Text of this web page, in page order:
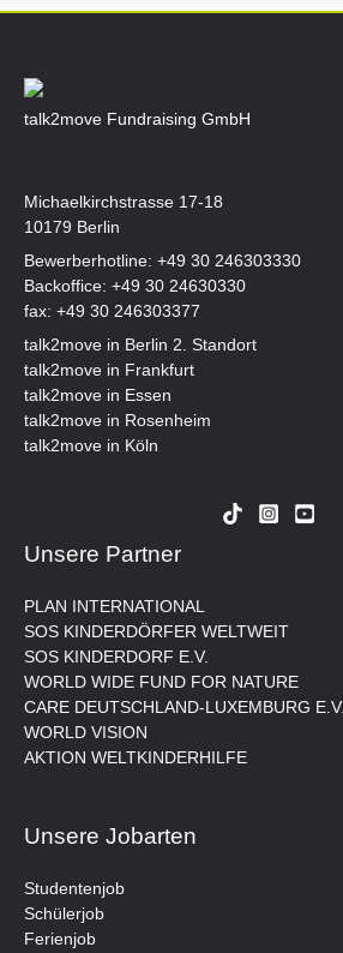
talk2move Fundraising GmbH
Michaelkirchstrasse 17-18
10179 Berlin
Bewerberhotline: +49 30 246303330
Backoffice: +49 30 24630330
fax: +49 30 246303377
talk2move in Berlin 2. Standort
talk2move in Frankfurt
talk2move in Essen
talk2move in Rosenheim
talk2move in Köln
Unsere Partner
PLAN INTERNATIONAL
SOS KINDERDÖRFER WELTWEIT
SOS KINDERDORF E.V.
WORLD WIDE FUND FOR NATURE
CARE DEUTSCHLAND-LUXEMBURG E.V.
WORLD VISION
AKTION WELTKINDERHILFE
Unsere Jobarten
Studentenjob
Schülerjob
Ferienjob